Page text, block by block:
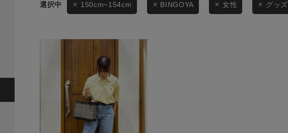
履き比べ可能商品から探す
セール価格
150cm~154cm BINGOYA 女性 グッズ